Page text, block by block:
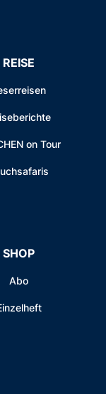
REISE
on Tour
SHOP
Abo